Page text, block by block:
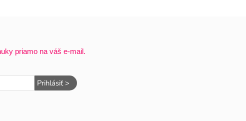
priamo na váš e-mail.
Prihlásiť >